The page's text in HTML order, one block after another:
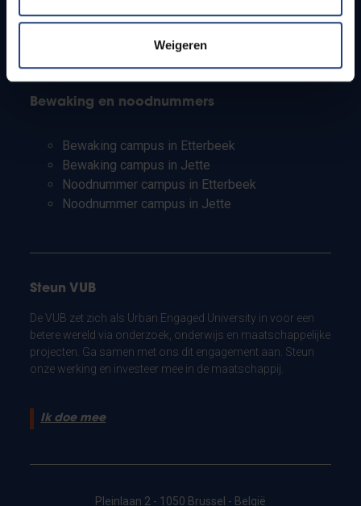
Weigeren
Leerkrachten en secundaire scholen
Bewaking en noodnummers
Bewaking campus in Etterbeek
Bewaking campus in Jette
Noodnummer campus in Etterbeek
Noodnummer campus in Jette
Steun VUB
De VUB zet zich als Urban Engaged University in voor een
betere wereld via onderzoek, onderwijs en maatschappelijke
projecten. Ga samen met ons dit engagement aan. Steun
onze werking en investeer mee in de maatschappij.
Ik doe mee
Pleinlaan 2 - 1050 Brussel - België